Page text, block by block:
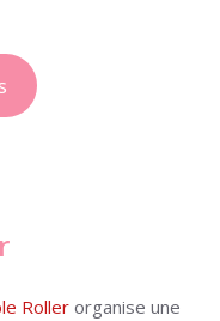
Roller organise une